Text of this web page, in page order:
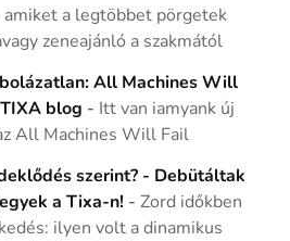
amiket a legtöbbet pörgetek
zeneajánló a szakmától
All Machines Will
blog - Itt van iamyank új
All Machines Will Fail
szerint? - Debütáltak
a Tixa-n! -Zord időkben
ilyen volt a dinamikus